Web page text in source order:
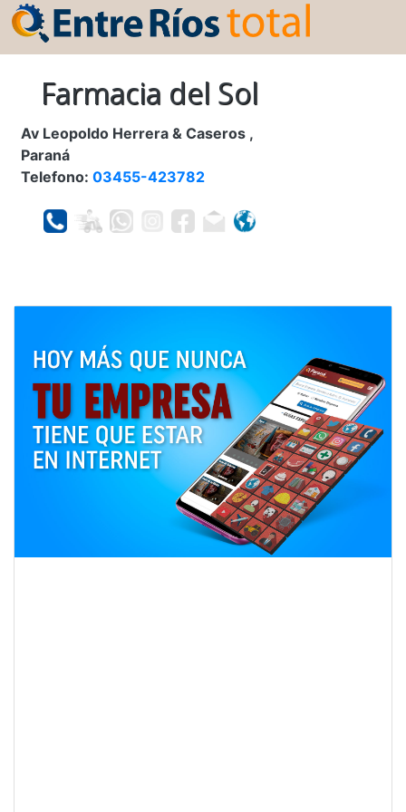
Farmacia del Sol
Av Leopoldo Herrera & Caseros ,
Paraná
Telefono: 03455-423782